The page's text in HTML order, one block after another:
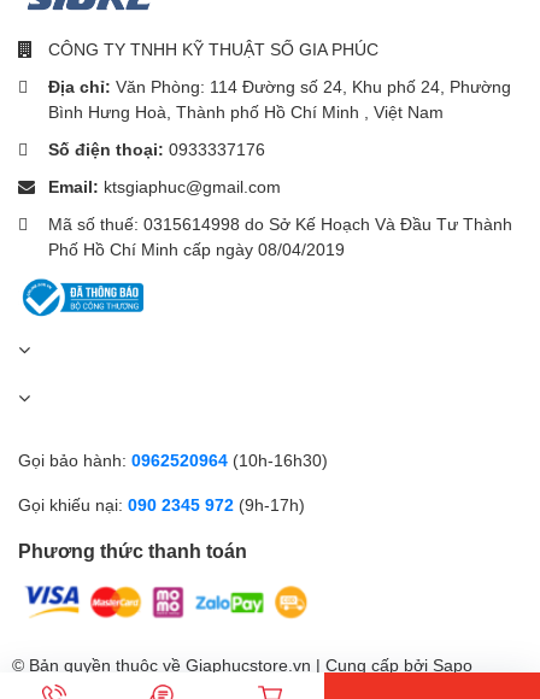
CÔNG TY TNHH KỸ THUẬT SỐ GIA PHÚC
Địa chỉ: Văn Phòng: 114 Đường số 24, Khu phố 24, Phường
Bình Hưng Hoà, Thành phố Hồ Chí Minh , Việt Nam
Số điện thoại: 0933337176
Email: ktsgiaphuc@gmail.com
Mã số thuế: 0315614998 do Sở Kế Hoạch Và Đầu Tư Thành
Phố Hồ Chí Minh cấp ngày 08/04/2019
Gọi bảo hành: 0962520964 (10h-16h30)
Gọi khiếu nại: 090 2345 972 (9h-17h)
Phương thức thanh toán
© Bản quyền thuộc về Giaphucstore.vn | Cung cấp bởi Sapo